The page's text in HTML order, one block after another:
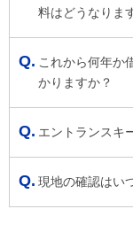
料はどうなりま
これから何年か
かりますか？
エントランスキ
現地の確認はい